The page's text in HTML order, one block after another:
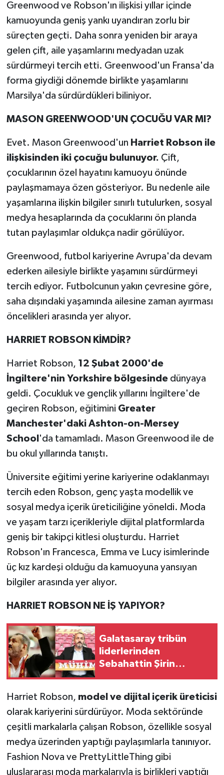
Greenwood ve Robson'ın ilişkisi yıllar içinde
kamuoyunda geniş yankı uyandıran zorlu bir
süreçten geçti. Daha sonra yeniden bir araya
gelen çift, aile yaşamlarını medyadan uzak
sürdürmeyi tercih etti. Greenwood'un Fransa'da
forma giydiği dönemde birlikte yaşamlarını
Marsilya'da sürdürdükleri biliniyor.
MASON GREENWOOD'UN ÇOCUĞU VAR MI?
Evet. Mason Greenwood'un Harriet Robson ile
ilişkisinden iki çocuğu bulunuyor. Çift,
çocuklarının özel hayatını kamuoyu önünde
paylaşmamaya özen gösteriyor. Bu nedenle aile
yaşamlarına ilişkin bilgiler sınırlı tutulurken, sosyal
medya hesaplarında da çocuklarını ön planda
tutan paylaşımlar oldukça nadir görülüyor.
Greenwood, futbol kariyerine Avrupa'da devam
ederken ailesiyle birlikte yaşamını sürdürmeyi
tercih ediyor. Futbolcunun yakın çevresine göre,
saha dışındaki yaşamında ailesine zaman ayırması
öncelikleri arasında yer alıyor.
HARRIET ROBSON KİMDİR?
Harriet Robson, 12 Şubat 2000'de
İngiltere'nin Yorkshire bölgesindedünyaya
geldi. Çocukluk ve gençlik yıllarını İngiltere'de
geçiren Robson, eğitimini Greater
Manchester'daki Ashton-on-Mersey
School 'da tamamladı. Mason Greenwood ile de
bu okul yıllarında tanıştı.
Üniversite eğitimi yerine kariyerine odaklanmayı
tercih eden Robson, genç yaşta modellik ve
sosyal medya içerik üreticiliğine yöneldi. Moda
ve yaşam tarzı içerikleriyle dijital platformlarda
geniş bir takipçi kitlesi oluşturdu. Harriet
Robson'ın Francesca, Emma ve Lucy isimlerinde
üç kız kardeşi olduğu da kamuoyuna yansıyan
bilgiler arasında yer alıyor.
HARRIET ROBSON NE İŞ YAPIYOR?
Galatasaray tribün
liderlerinden
Sebahattin Şirin
Harriet Robson, model ve dijital içerik üreticisi
olarak kariyerini sürdürüyor. Moda sektöründe
çeşitli markalarla çalışan Robson, özellikle sosyal
medya üzerinden yaptığı paylaşımlarla tanınıyor.
Fashion Nova ve PrettyLittleThing gibi
uluslararası moda markalarıyla iş birlikleri yaptığı